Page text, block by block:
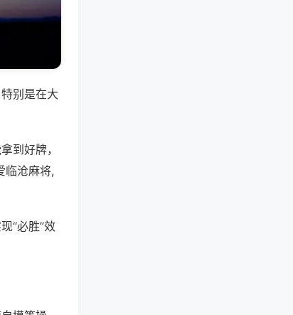
别是在大
到好牌，
临沧麻将,
“必胜”效